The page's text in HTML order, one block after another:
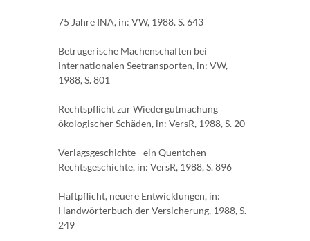
75 Jahre INA, in: VW, 1988. S. 643
Betrügerische Machenschaften bei
internationalen Seetransporten, in: VW,
1988, S. 801
Rechtspflicht zur Wiedergutmachung
ökologischer Schäden, in: VersR, 1988, S. 20
Verlagsgeschichte - ein Quentchen
Rechtsgeschichte, in: VersR, 1988, S. 896
Haftpflicht, neuere Entwicklungen, in:
Handwörterbuch der Versicherung, 1988, S.
249